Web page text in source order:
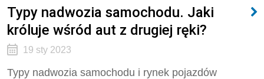
Typy nadwozia samochodu. Jaki
króluje wśród aut z drugiej ręki?
19 sty 2023
Typy nadwozia samochodu i rynek pojazdów